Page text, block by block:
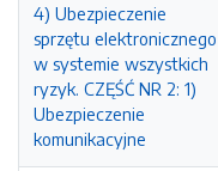
4) Ubezpieczenie
sprzętu elektronicznego
w systemie wszystkich
ryzyk. CZĘŚĆ NR 2: 1)
Ubezpieczenie
komunikacyjne